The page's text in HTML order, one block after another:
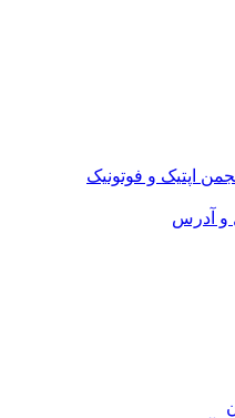
اپتیک و فوتونیک
آدرس